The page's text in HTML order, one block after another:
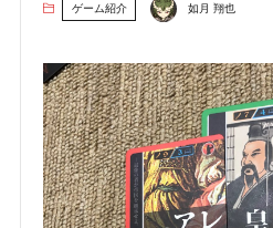
ゲーム紹介 如月 翔也